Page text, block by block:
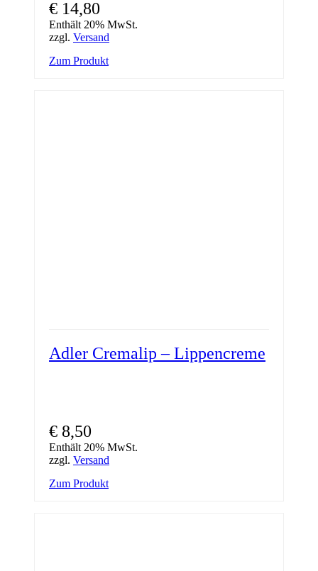
€ 14,80
Enthält 20% MwSt.
zzgl. Versand
Zum Produkt
Adler Cremalip – Lippencreme
€ 8,50
Enthält 20% MwSt.
zzgl. Versand
Zum Produkt